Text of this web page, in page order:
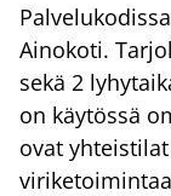
Ainokoti.
sekä 2
on käytössä
ovat